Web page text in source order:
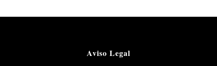
Aviso Legal